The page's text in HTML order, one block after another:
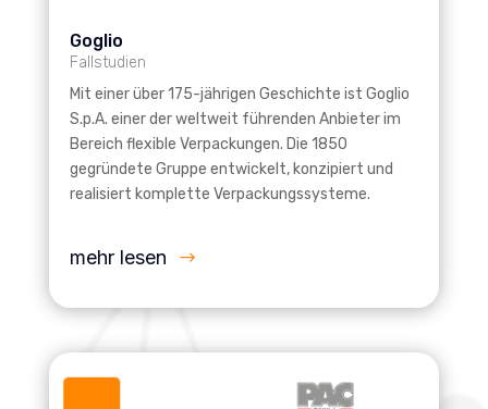
Goglio
Fallstudien
Mit einer über 175-jährigen Geschichte ist Goglio
S.p.A. einer der weltweit führenden Anbieter im
Bereich flexible Verpackungen. Die 1850
gegründete Gruppe entwickelt, konzipiert und
realisiert komplette Verpackungssysteme.
mehr lesen